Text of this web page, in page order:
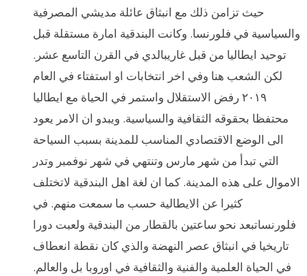
حيث تزامن ذلك مع انبثاق عائلة مديشي المصرفية
والسياسية في فلورنسا. وكانت البندقية امارة مستقلة قبل
توحيد ايطاليا من قبل غاريبالدي في القرن التاسع عشر.
لكن الشعب هنا وفي اخر انتخابات او استفتاء في العام
٢٠١٩ رفض الاستقلال واستمر في الحياة مع ايطاليا
محتفظا بحقوقه الثقافية والسياسية. ويبدو ان الامر يعود
الى الوضع الاقتصادي المناسب للمدينة بسبب السياحة
التي تبدأ من شهر مارس وتنتهي في شهر نوفمبر وتدر
الاموال على هذه المدينة. كما ان لغة اهل البندقية لاتختلف
كثيرا عن الايطالية حسب ما سمعت منهم. في
فلورنساتبعد نحو ساعتين بالقطار من البندقية ولعبت دورا
تاريخيا في انبثاق عصر النهضة والذي كان نقطة انعطاف
في الحياة العلمية والفنية والثقافية في اوروبا بل والعالم.